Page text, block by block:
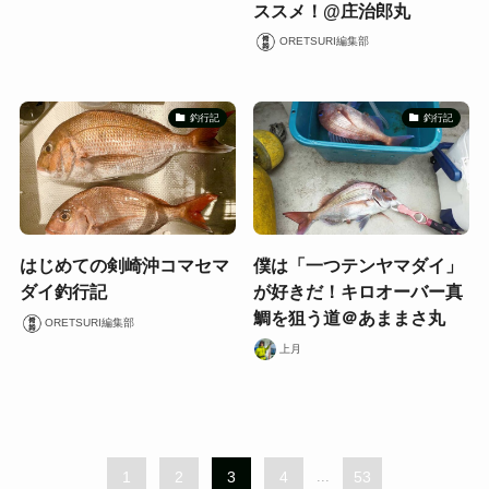
ススメ！@庄治郎丸
ORETSURI編集部
釣行記
はじめての剣崎沖コマセマ
ダイ釣行記
ORETSURI編集部
釣行記
僕は「一つテンヤマダイ」
が好きだ！キロオーバー真
鯛を狙う道＠あままさ丸
上月
1 2 3 4 53